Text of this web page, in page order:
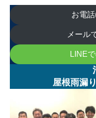
お電
メール
LINE
屋根雨漏